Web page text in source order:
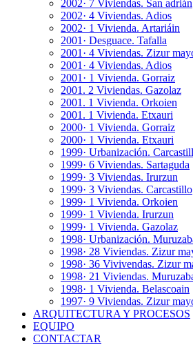
2002· 7 Viviendas. San adrián
2002· 4 Viviendas. Adios
2002· 1 Vivienda. Artariáin
2001· Desguace. Tafalla
2001· 4 Viviendas. Zizur
2001· 4 Viviendas. Adios
2001· 1 Vivienda. Gorraiz
2001. 2 Viviendas. Gazolaz
2001. 1 Vivienda. Orkoien
2001. 1 Vivienda. Etxauri
2000· 1 Vivienda. Gorraiz
2000· 1 Vivienda. Etxauri
1999· Urbanización.
1999· 6 Viviendas. Sartaguda
1999· 3 Viviendas. Irurzun
1999· 3 Viviendas. Carcastillo
1999· 1 Vivienda. Orkoien
1999· 1 Vivienda. Irurzun
1999· 1 Vivienda. Gazolaz
1998· Urbanización.
1998· 28 Viviendas. Zizur
1998· 36 Vivivendas. Zizur
1998· 21 Viviendas.
1998· 1 Vivienda. Belascoain
1997· 9 Viviendas. Zizur
ARQUITECTURA Y PROCESOS
EQUIPO
CONTACTAR